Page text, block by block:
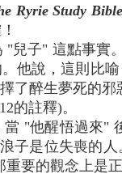
Ryrie Study
兒子" 這點事實
他說，這則比
了醉生夢死的邪
的註釋)。
"他醒悟過來"
子是位失喪的
要的觀念上是